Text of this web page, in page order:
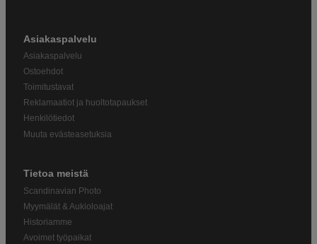
Asiakaspalvelu
Asiakaspalvelu
Ostoehdot
Toimitustavat
Reklamaatiot ja huoltotapaukset
Henkilötiedot
Muuta evästeasetuksia
Tietoa meistä
Scandinavian Photo
Myymälät & Aukioloajat
Historiamme
Avoimet työpaikat